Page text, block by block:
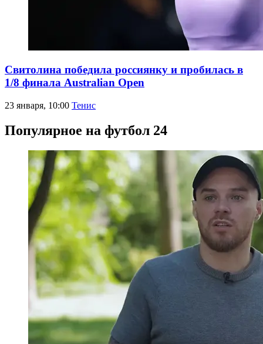
Свитолина победила россиянку и пробилась в
1/8 финала Australian Open
23 января, 10:00 Тенис
Популярное на футбол 24